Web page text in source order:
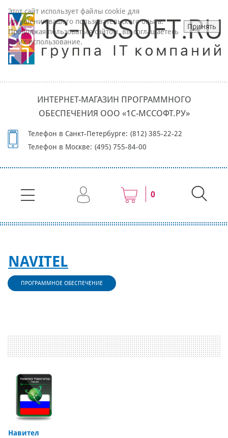
ИНТЕРНЕТ-МАГАЗИН ПРОГРАММНОГО
ОБЕСПЕЧЕНИЯ ООО «1С-МССОФТ.РУ»
Телефон в Санкт-Петербурге: (812) 385-22-22
Телефон в Москве: (495) 755-84-00
0
NAVITEL
ПРОГРАММНОЕ ОБЕСПЕЧЕНИЕ
Навител
Этот сайт использует файлы cookie для
улучшения вашего пользовательского опыта.
Продолжая пользоваться сайтом, вы соглашаетесь
на их использование.
Принять